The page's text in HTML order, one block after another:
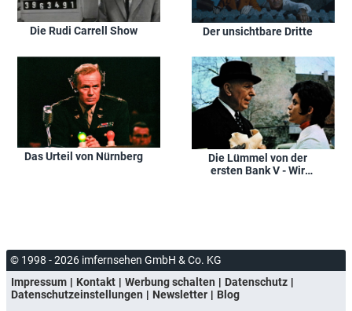
Die Rudi Carrell Show Der unsichtbare Dritte
Das Urteil von Nürnberg
Die Lümmel von der
ersten Bank V - Wir
© 1998 - 2026 imfernsehen GmbH & Co. KG
Impressum
Kontakt Werbung schalten
Datenschutz
Datenschutzeinstellungen
Newsletter
Blog